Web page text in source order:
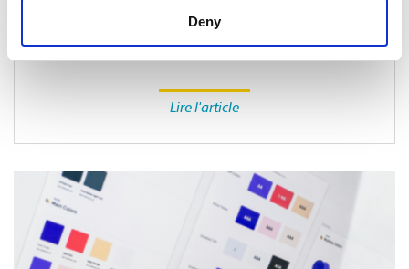
Deny
l’expédition par temps extrême
Lire l'article